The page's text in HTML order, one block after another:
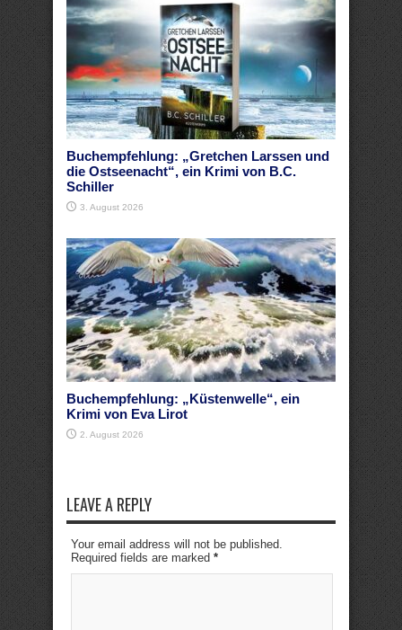
Buchempfehlung: „Gretchen Larssen und
die Ostseenacht“, ein Krimi von B.C.
Schiller
3. August 2026
Buchempfehlung: „Küstenwelle“, ein
Krimi von Eva Lirot
2. August 2026
LEAVE A REPLY
Your email address will not be published.
Required fields are marked *